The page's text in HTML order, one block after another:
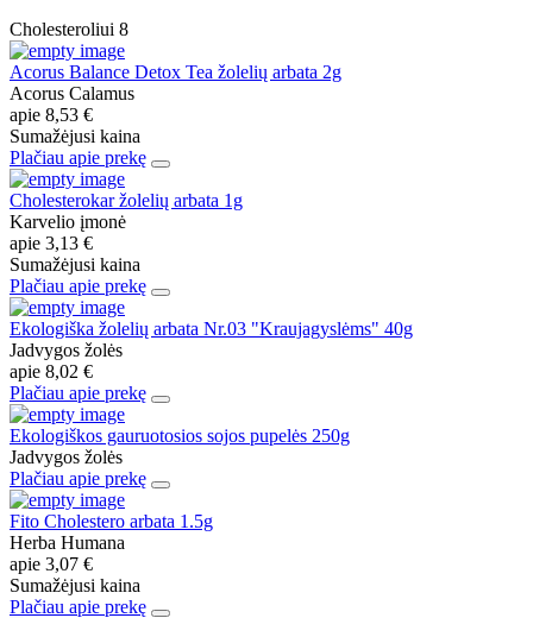
Cholesteroliui 8
Acorus Balance Detox Tea žolelių arbata 2g
Acorus Calamus
apie 8,53 €
Sumažėjusi kaina
Plačiau apie prekę
Cholesterokar žolelių arbata 1g
Karvelio įmonė
apie 3,13 €
Sumažėjusi kaina
Plačiau apie prekę
Ekologiška žolelių arbata Nr.03 "Kraujagyslėms" 40g
Jadvygos žolės
apie 8,02 €
Plačiau apie prekę
Ekologiškos gauruotosios sojos pupelės 250g
Jadvygos žolės
Plačiau apie prekę
Fito Cholestero arbata 1.5g
Herba Humana
apie 3,07 €
Sumažėjusi kaina
Plačiau apie prekę